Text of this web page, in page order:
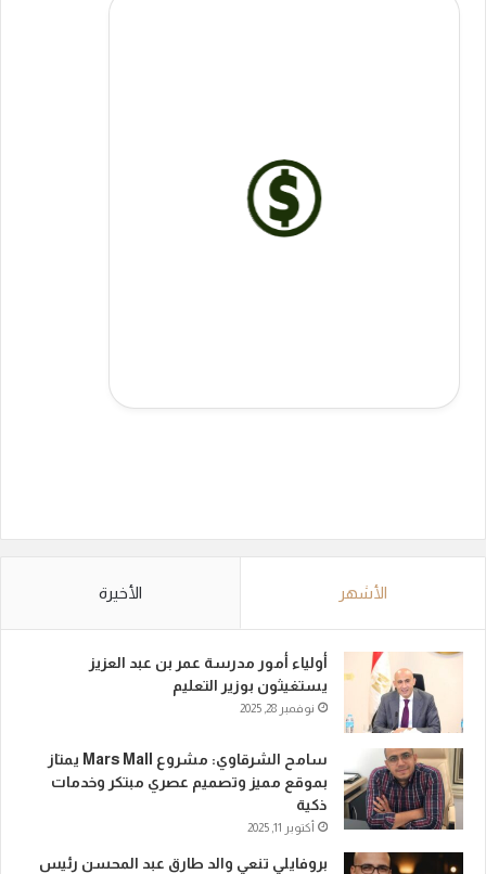
الأشهر الأخيرة
أولياء أمور مدرسة عمر بن عبد العزيز
يستغيثون بوزير التعليم
نوفمبر 28, 2025
سامح الشرقاوي: مشروع Mars Mall يمتاز
بموقع مميز وتصميم عصري مبتكر وخدمات
ذكية
أكتوبر 11, 2025
بروفايلي تنعي والد طارق عبد المحسن رئيس